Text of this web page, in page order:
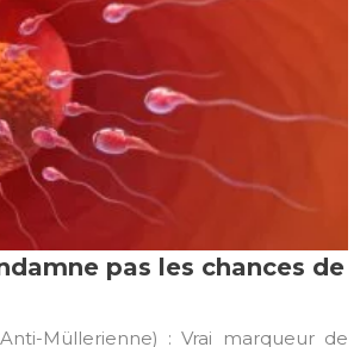
pas les chances de
Müllerienne) : Vrai marqueur de